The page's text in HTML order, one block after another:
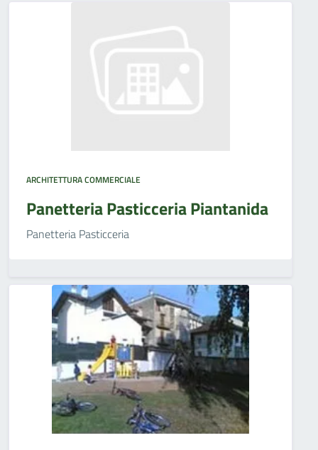
ARCHITETTURA COMMERCIALE
Panetteria Pasticceria Piantanida
Panetteria Pasticceria